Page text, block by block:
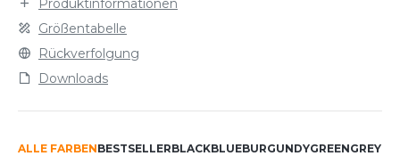
Produktinformationen
Größentabelle
Rückverfolgung
Downloads
ALLE FARBENBESTSELLERBLACKBLUEBURGUNDYGREENGREY